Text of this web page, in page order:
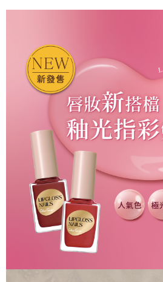
黑貓宅急便
每筆NT$100，滿NT$699(含以上)免運費